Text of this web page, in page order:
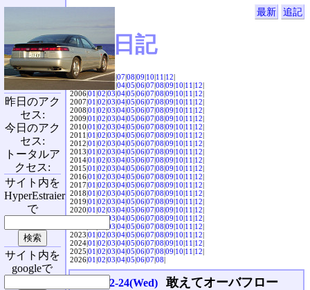
最新 追記
SVX日記
2004|04|05|06|07|08|09|10|11|12|
|04|05|06|07|08|09|10|11|12|
2006|01|02|03|04|05|06|07|08|09|10|11|12|
2007|01|02|03|04|05|06|07|08|09|10|11|12|
2008|01|02|03|04|05|06|07|08|09|10|11|12|
2009|01|02|03|04|05|06|07|08|09|10|11|12|
2010|01|02|03|04|05|06|07|08|09|10|11|12|
2011|01|02|03|04|05|06|07|08|09|10|11|12|
2012|01|02|03|04|05|06|07|08|09|10|11|12|
2013|01|02|03|04|05|06|07|08|09|10|11|12|
2014|01|02|03|04|05|06|07|08|09|10|11|12|
2015|01|02|03|04|05|06|07|08|09|10|11|12|
2016|01|02|03|04|05|06|07|08|09|10|11|12|
2017|01|02|03|04|05|06|07|08|09|10|11|12|
2018|01|02|03|04|05|06|07|08|09|10|11|12|
2019|01|02|03|04|05|06|07|08|09|10|11|12|
2020|01|02|03|04|05|06|07|08|09|10|11|12|
2021|01|02|03|04|05|06|07|08|09|10|11|12|
03|04|05|06|07|08|09|10|11|12|
2023|01|02|03|04|05|06|07|08|09|10|11|12|
2024|01|02|03|04|05|06|07|08|09|10|11|12|
2025|01|02|03|04|05|06|07|08|09|10|11|12|
2026|01|02|03|04|05|06|07|08|
2014-12-24(Wed)
敢えてオーバフロー
昨日のアク
セス:
今日のアク
セス:
トータルア
クセス:
サイト内を
HyperEstraier
で
サイト内を
googleで